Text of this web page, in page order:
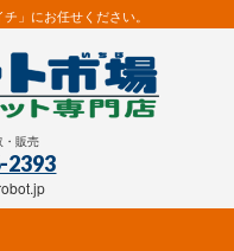
」にお任せください。
・販売
2393